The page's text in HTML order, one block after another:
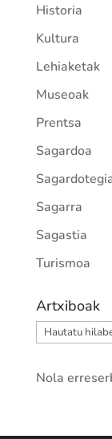
Historia
Kultura
Lehiaketak
Museoak
Prentsa
Sagardoa
Sagarra
Sagastia
Turismoa
Artxiboak
Artxiboak
Nola